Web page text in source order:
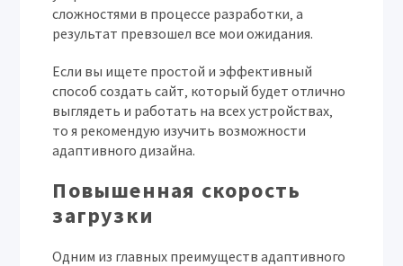
сложностями в процессе разработки‚ а
результат превзошел все мои ожидания.
Если вы ищете простой и эффективный
способ создать сайт‚ который будет отлично
выглядеть и работать на всех устройствах‚
то я рекомендую изучить возможности
адаптивного дизайна.
Повышенная скорость
загрузки
Одним из главных преимуществ адаптивного